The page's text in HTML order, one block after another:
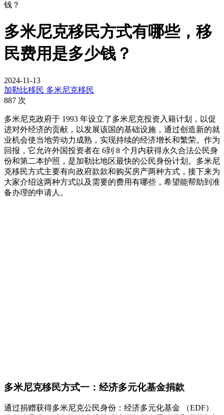
钱？
多米尼克移民方式有哪些，移
民费用是多少钱？
2024-11-13
加勒比移民 多米尼克移民
887 次
多米尼克政府于 1993 年设立了多米尼克投资入籍计划，以促
进对外经济的贡献，以发展该国的基础设施，通过创造新的就
业机会使当地劳动力成熟，实现持续的经济增长和繁荣。作为
回报，它允许外国投资者在 6到 8 个月内获得永久合法公民身
份和第二本护照，是加勒比地区最快的公民身份计划。多米尼
克移民方式主要有向政府款款和购买房产两种方式，接下来为
大家介绍这两种方式以及需要的费用有哪些，希望能帮助到准
备办理的申请人。
多米尼克移民方式一：经济多元化基金捐款
通过捐赠获得多米尼克公民身份：经济多元化基金 （EDF）